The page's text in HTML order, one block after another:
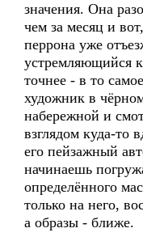
значения. Она
чем за месяц и
перрона уже
устремляющийся
точнее - в то
художник в
набережной и
взглядом куда-то
его пейзажный
начинаешь
определённого
только на него,
а образы - ближе.